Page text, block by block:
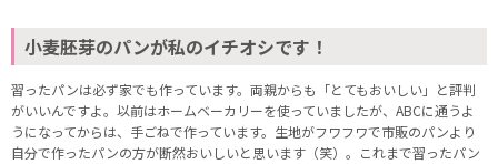
小麦胚芽のパンが私のイチオシです！
習ったパンは必ず家でも作っています。両親からも「とてもおいしい」と評判
がいいんですよ。以前はホームベーカリーを使っていましたが、ABCに通うよ
うになってからは、手ごねで作っています。生地がフワフワで市販のパンより
自分で作ったパンの方が断然おいしいと思います（笑）。これまで習ったパン